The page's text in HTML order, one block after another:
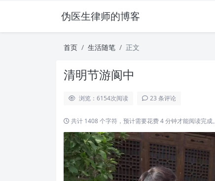
伪医生律师的博客
首页 生活随笔 正文
清明节游阆中
浏览：6154次阅读 23 条评论
共计 1408 个字符，预计需要花费 4 分钟才能阅读完成。